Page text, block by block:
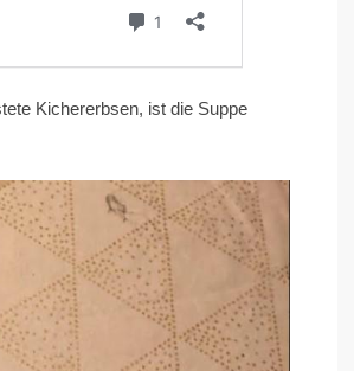
Kichererbsen, ist die Suppe